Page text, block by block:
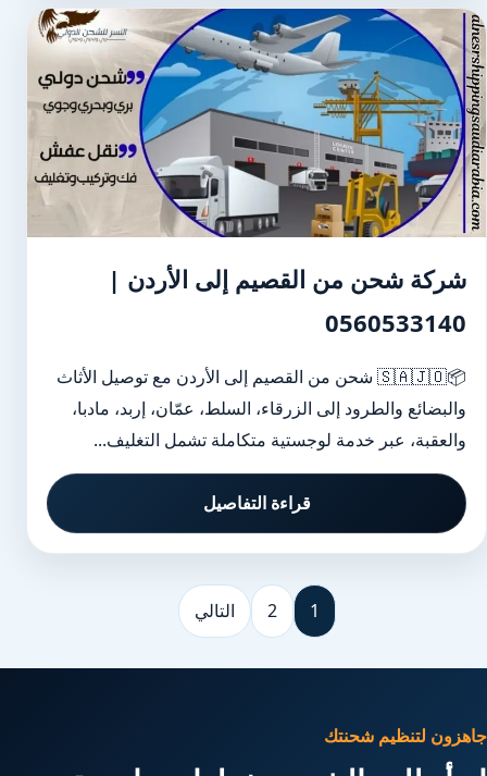
شركة شحن من القصيم إلى الأردن |
0560533140
📦🇸🇦🇯🇴 شحن من القصيم إلى الأردن مع توصيل الأثاث
والبضائع والطرود إلى الزرقاء، السلط، عمّان، إربد، مادبا،
والعقبة، عبر خدمة لوجستية متكاملة تشمل التغليف...
قراءة التفاصيل
1
2 التالي
جاهزون لتنظيم شحنتك